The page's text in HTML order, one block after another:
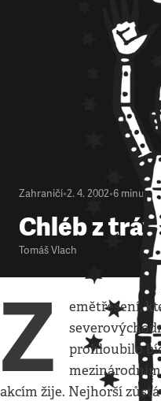
Zahraničí•2. 4. 2002•6 minut
Chléb z
Tomáš Vlach
Z
emětřesení,
prohloubilo
akcím žije. Nejhorší